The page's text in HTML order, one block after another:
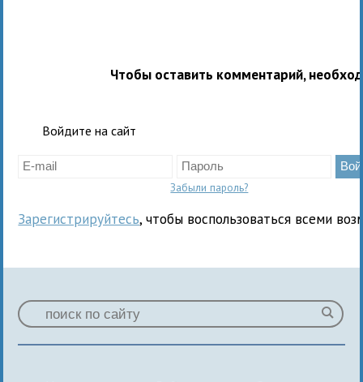
Чтобы оставить комментарий,
Войдите на сайт
Забыли пароль?
Зарегистрируйтесь, чтобы воспользоваться всеми